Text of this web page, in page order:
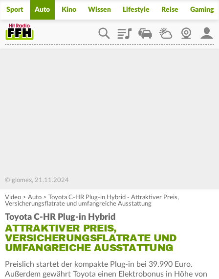
Sport Auto Kino Wissen Lifestyle Reise Gaming
PlaylistStaupilotWetterWebcam
© glomex, 21.11.2024
Video > Auto > Toyota C-HR Plug-in Hybrid - Attraktiver Preis,
Versicherungsflatrate und umfangreiche Ausstattung
Toyota C-HR Plug-in Hybrid
ATTRAKTIVER PREIS,
VERSICHERUNGSFLATRATE UND
UMFANGREICHE AUSSTATTUNG
Preislich startet der kompakte Plug-in bei 39.990 Euro.
Außerdem gewährt Toyota einen Elektrobonus in Höhe von